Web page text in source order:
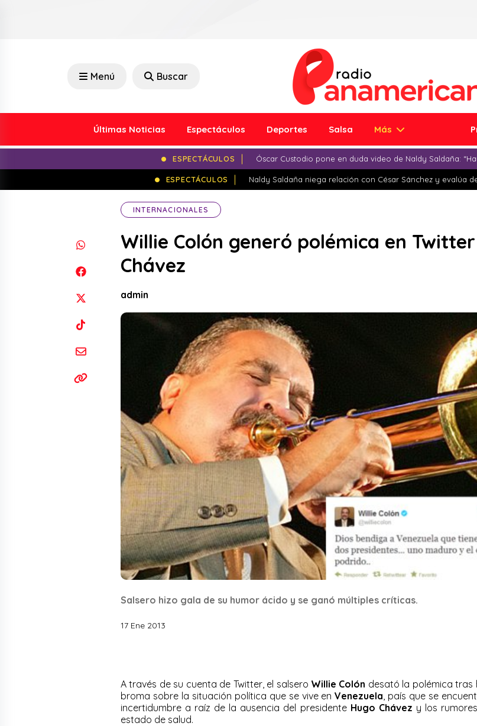
Menú Buscar
Últimas Noticias Espectáculos Deportes Salsa Más
ESPECTÁCULOS Óscar Custodio pone en duda video de Naldy Saldaña:
ESPECTÁCULOS Naldy Saldaña niega relación con César Sánchez y evalúa
INTERNACIONALES
Willie Colón generó polémica en
Chávez
admin
Salsero hizo gala de su humor ácido y se ganó múltiples críticas.
17 Ene 2013
A través de su cuenta de Twitter, el salsero Willie Colón desató la polémica tras
broma sobre la situación política que se vive enVenezuela , país que se
incertidumbre a raíz de la ausencia del presidente Hugo Chávez y los
estado de salud.